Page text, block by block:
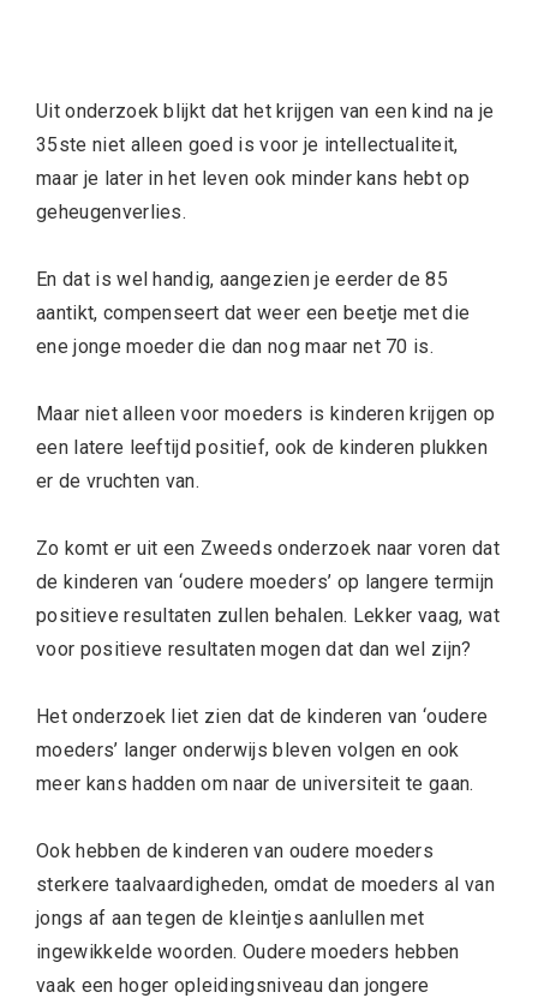
Uit onderzoek blijkt dat het krijgen van een kind na je
35ste niet alleen goed is voor je intellectualiteit,
maar je later in het leven ook minder kans hebt op
geheugenverlies.
En dat is wel handig, aangezien je eerder de 85
aantikt, compenseert dat weer een beetje met die
ene jonge moeder die dan nog maar net 70 is.
Maar niet alleen voor moeders is kinderen krijgen op
een latere leeftijd positief, ook de kinderen plukken
er de vruchten van.
Zo komt er uit een Zweeds onderzoek naar voren dat
de kinderen van ‘oudere moeders’ op langere termijn
positieve resultaten zullen behalen. Lekker vaag, wat
voor positieve resultaten mogen dat dan wel zijn?
Het onderzoek liet zien dat de kinderen van ‘oudere
moeders’ langer onderwijs bleven volgen en ook
meer kans hadden om naar de universiteit te gaan.
Ook hebben de kinderen van oudere moeders
sterkere taalvaardigheden, omdat de moeders al van
jongs af aan tegen de kleintjes aanlullen met
ingewikkelde woorden. Oudere moeders hebben
vaak een hoger opleidingsniveau dan jongere